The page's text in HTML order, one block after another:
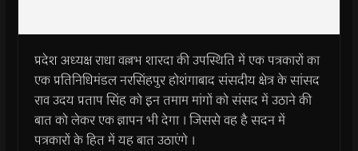
प्रदेश अध्यक्ष राधा वल्लभ शारदा की उपस्थिति में एक पत्रकारों का
एक प्रतिनिधिमंडल नरसिंहपुर होशंगाबाद संसदीय क्षेत्र के सांसद
राव उदय प्रताप सिंह को इन तमाम मांगों को संसद में उठाने की
बात को लेकर एक ज्ञापन भी देगा । जिससे वह है सदन में
पत्रकारों के हित में यह बात उठाएंगे ।